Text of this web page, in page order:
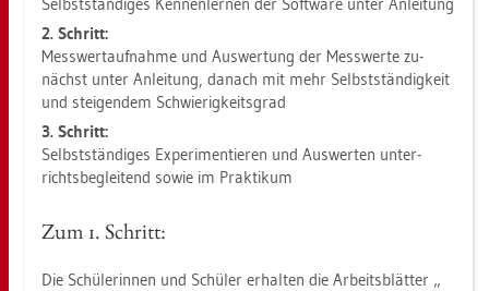
2. Schritt:
Mess­wert­auf­nah­me und Aus­wer­tung der Mess­wer­te zu­
nächst unter An­lei­tung, da­nach mit mehr Selbst­stän­dig­keit
und stei­gen­dem Schwie­rig­keits­grad
3. Schritt:
Selbst­stän­di­ges Ex­pe­ri­men­tie­ren und Aus­wer­ten un­ter­
richts­be­glei­tend sowie im Prak­ti­kum
Zum 1. Schritt:
Die Schü­le­rin­nen und Schü­ler er­hal­ten die Ar­beits­blät­ter